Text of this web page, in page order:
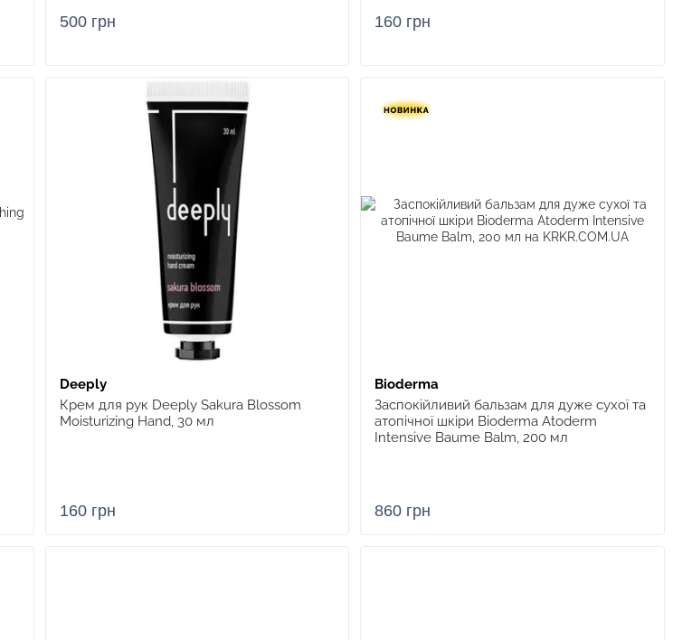
500 грн 160 грн
Deeply
Крем для рук Deeply Sakura Blossom
Moisturizing Hand, 30 мл
160 грн
Bioderma
Заспокійливий бальзам для дуже сухої та
атопічної шкіри Bioderma Atoderm
Intensive Baume Balm, 200 мл
860 грн